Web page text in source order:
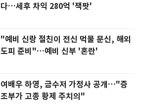
다…세후 차익 280억 '잭팟'
"예비 신랑 절친이 전신 먹물 문신, 해외
도피 준비"…예비 신부 '혼란'
여배우 하영, 금수저 가정사 공개…"증
조부가 고종 황제 주치의"